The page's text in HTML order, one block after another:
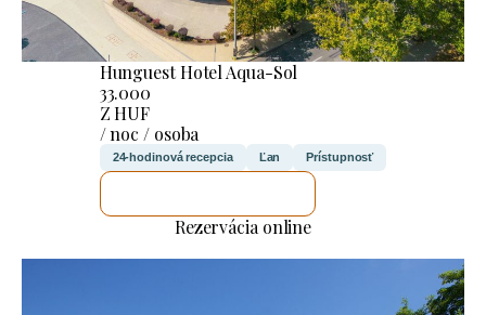
Hunguest Hotel Aqua-Sol
33.000
Z HUF
/ noc / osoba
24-hodinová recepcia Ľan Prístupnosť
Rezervácia online